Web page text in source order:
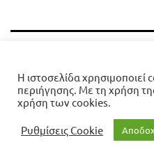
Πολιτική Απορρήτου
Η ιστοσελίδα χρησιμοποιεί
περιήγησης. Με τη χρήση
χρήση των cookies.
Ρυθμίσεις Cookie